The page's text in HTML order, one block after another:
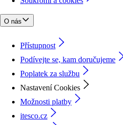
O nás
Přístupnost
Podívejte se, kam doručujeme
Poplatek za službu
Nastavení Cookies
Možnosti platby
itesco.cz